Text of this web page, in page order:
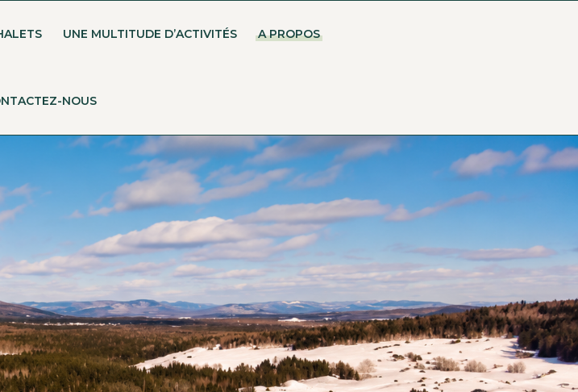
UNE MULTITUDE D’ACTIVITÉS A PROPOS
NOUS